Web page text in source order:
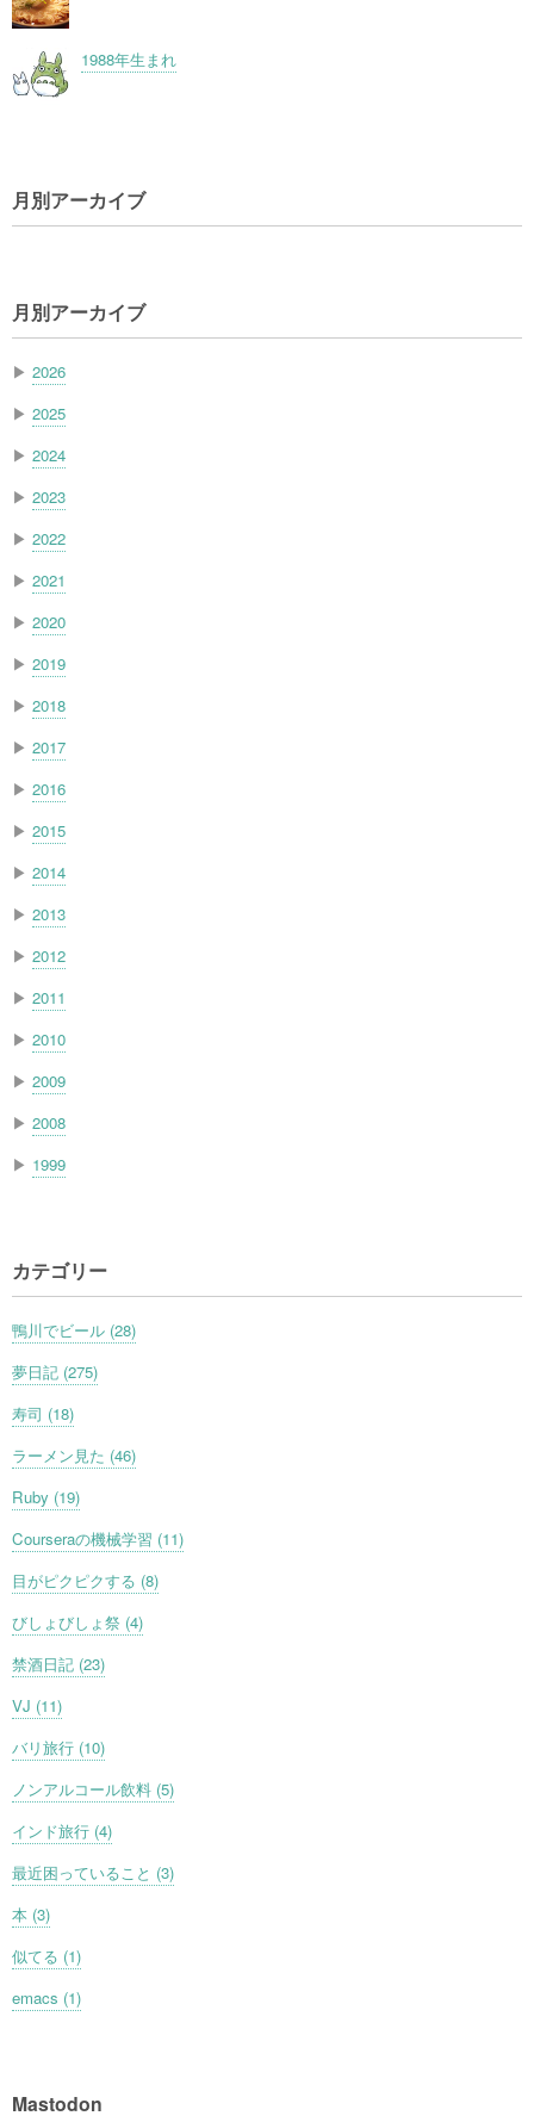
1988年生まれ
月別アーカイブ
月別アーカイブ
▶ 2026
▶ 2025
▶ 2024
▶ 2023
▶ 2022
▶ 2021
▶ 2020
▶ 2019
▶ 2018
▶ 2017
▶ 2016
▶ 2015
▶ 2014
▶ 2013
▶ 2012
▶ 2011
▶ 2010
▶ 2009
▶ 2008
▶ 1999
カテゴリー
鴨川でビール (28)
夢日記 (275)
寿司 (18)
ラーメン見た (46)
Ruby (19)
Courseraの機械学習 (11)
目がピクピクする (8)
びしょびしょ祭 (4)
禁酒日記 (23)
VJ (11)
バリ旅行 (10)
ノンアルコール飲料 (5)
インド旅行 (4)
最近困っていること (3)
本 (3)
似てる (1)
emacs (1)
Mastodon